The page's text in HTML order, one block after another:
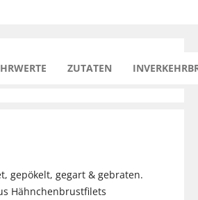
ZUTATEN
gepökelt, gegart & gebraten.
Hähnchenbrustfilets